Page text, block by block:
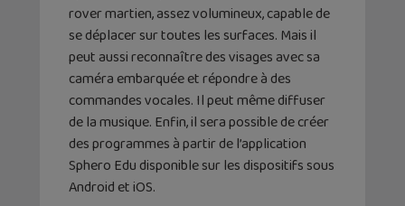
rover martien, assez volumineux, capable de
se déplacer sur toutes les surfaces. Mais il
peut aussi reconnaître des visages avec sa
caméra embarquée et répondre à des
commandes vocales. Il peut même diffuser
de la musique. Enfin, il sera possible de créer
des programmes à partir de l’application
Sphero Edu disponible sur les dispositifs sous
Android et iOS.